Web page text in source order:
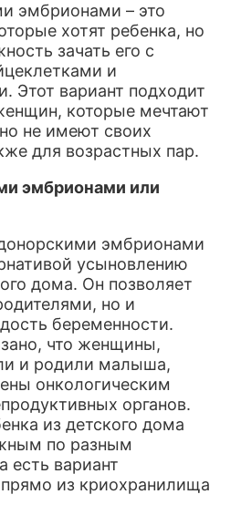
эмбрионами – это
хотят ребенка, но
зачать его с
и
Этот вариант подходит
которые мечтают
не имеют своих
для возрастных пар.
эмбрионами или
эмбрионами
усыновлению
дома. Он позволяет
но и
беременности.
что женщины,
и родили малыша,
онкологическим
органов.
из детского дома
по разным
есть вариант
прямо из криохранилища